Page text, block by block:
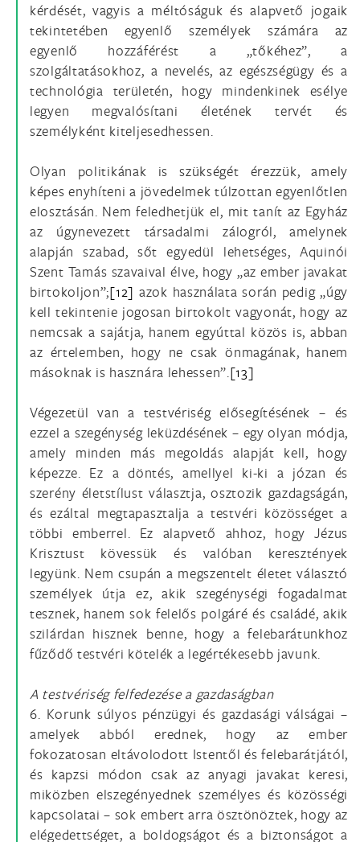
kérdését, vagyis a méltóságuk és alapvető jogaik
tekintetében egyenlő személyek számára az
egyenlő hozzáférést a „tőkéhez”, a
szolgáltatásokhoz, a nevelés, az egészségügy és a
technológia területén, hogy mindenkinek esélye
legyen megvalósítani életének tervét és
személyként kiteljesedhessen.
Olyan politikának is szükségét érezzük, amely
képes enyhíteni a jövedelmek túlzottan egyenlőtlen
elosztásán. Nem feledhetjük el, mit tanít az Egyház
az úgynevezett társadalmi zálogról, amelynek
alapján szabad, sőt egyedül lehetséges, Aquinói
Szent Tamás szavaival élve, hogy „az ember javakat
birtokoljon”;[12] azok használata során pedig „úgy
kell tekintenie jogosan birtokolt vagyonát, hogy az
nemcsak a sajátja, hanem egyúttal közös is, abban
az értelemben, hogy ne csak önmagának, hanem
másoknak is hasznára lehessen”.[13]
Végezetül van a testvériség elősegítésének – és
ezzel a szegénység leküzdésének – egy olyan módja,
amely minden más megoldás alapját kell, hogy
képezze. Ez a döntés, amellyel ki-ki a józan és
szerény életstílust választja, osztozik gazdagságán,
és ezáltal megtapasztalja a testvéri közösséget a
többi emberrel. Ez alapvető ahhoz, hogy Jézus
Krisztust kövessük és valóban keresztények
legyünk. Nem csupán a megszentelt életet választó
személyek útja ez, akik szegénységi fogadalmat
tesznek, hanem sok felelős polgáré és családé, akik
szilárdan hisznek benne, hogy a felebarátunkhoz
fűződő testvéri kötelék a legértékesebb javunk.
A testvériség felfedezése a gazdaságban
6. Korunk súlyos pénzügyi és gazdasági válságai –
amelyek abból erednek, hogy az ember
fokozatosan eltávolodott Istentől és felebarátjától,
és kapzsi módon csak az anyagi javakat keresi,
miközben elszegényednek személyes és közösségi
kapcsolatai – sok embert arra ösztönöztek, hogy az
elégedettséget, a boldogságot és a biztonságot a